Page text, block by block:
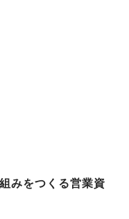
みをつくる営業資